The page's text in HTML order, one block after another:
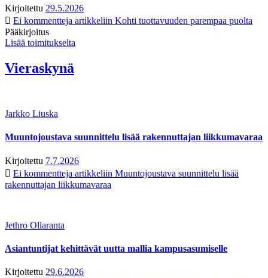
Kirjoitettu 29.5.2026
Ei kommentteja artikkeliin Kohti tuottavuuden parempaa puolta
Pääkirjoitus
Lisää toimitukselta
Vieraskynä
Jarkko Liuska
Muuntojoustava suunnittelu lisää rakennuttajan liikkumavaraa
Kirjoitettu 7.7.2026
Ei kommentteja artikkeliin Muuntojoustava suunnittelu lisää
rakennuttajan liikkumavaraa
Jethro Ollaranta
Asiantuntijat kehittävät uutta mallia kampusasumiselle
Kirjoitettu 29.6.2026